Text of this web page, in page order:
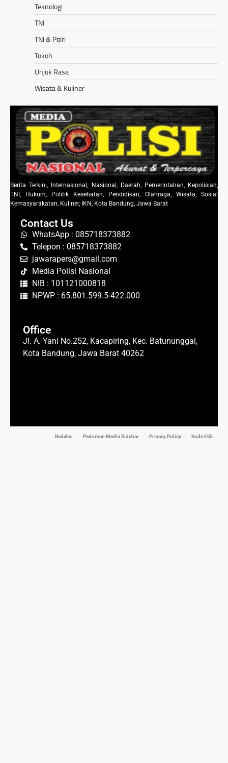
Teknologi
TNI
TNI & Polri
Tokoh
Unjuk Rasa
Wisata & Kuliner
Berita Terkini, Internasional, Nasional, Daerah, Pemerintahan, Kepolisian,
TNI, Hukum, Politik Kesehatan, Pendidikan, Olahraga, Wisata, Sosial
Kemasyarakatan, Kuliner, IKN, Kota Bandung, Jawa Barat
Contact Us
WhatsApp : 085718373882
Telepon : 085718373882
jawarapers@gmail.com
Media Polisi Nasional
NIB : 101121000818
NPWP : 65.801.599.5-422.000
Office
Jl. A. Yani No.252, Kacapiring, Kec. Batununggal,
Kota Bandung, Jawa Barat 40262
Redaksi Pedoman Media Sidebar Privacy Policy Kode Etik